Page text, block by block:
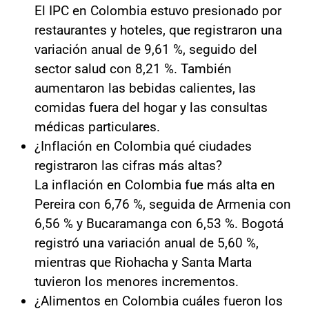
El IPC en Colombia estuvo presionado por
restaurantes y hoteles, que registraron una
variación anual de 9,61 %, seguido del
sector salud con 8,21 %. También
aumentaron las bebidas calientes, las
comidas fuera del hogar y las consultas
médicas particulares.
¿Inflación en Colombia qué ciudades
registraron las cifras más altas?
La inflación en Colombia fue más alta en
Pereira con 6,76 %, seguida de Armenia con
6,56 % y Bucaramanga con 6,53 %. Bogotá
registró una variación anual de 5,60 %,
mientras que Riohacha y Santa Marta
tuvieron los menores incrementos.
¿Alimentos en Colombia cuáles fueron los